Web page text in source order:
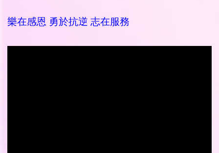
樂在感恩 勇於抗逆 志在服務